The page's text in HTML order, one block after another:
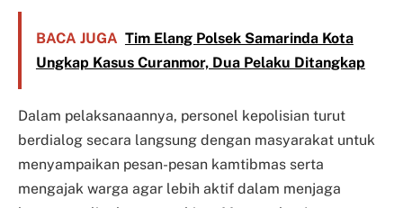
BACA JUGA Tim Elang Polsek Samarinda Kota
Ungkap Kasus Curanmor, Dua Pelaku Ditangkap
Dalam pelaksanaannya, personel kepolisian turut
berdialog secara langsung dengan masyarakat untuk
menyampaikan pesan-pesan kamtibmas serta
mengajak warga agar lebih aktif dalam menjaga